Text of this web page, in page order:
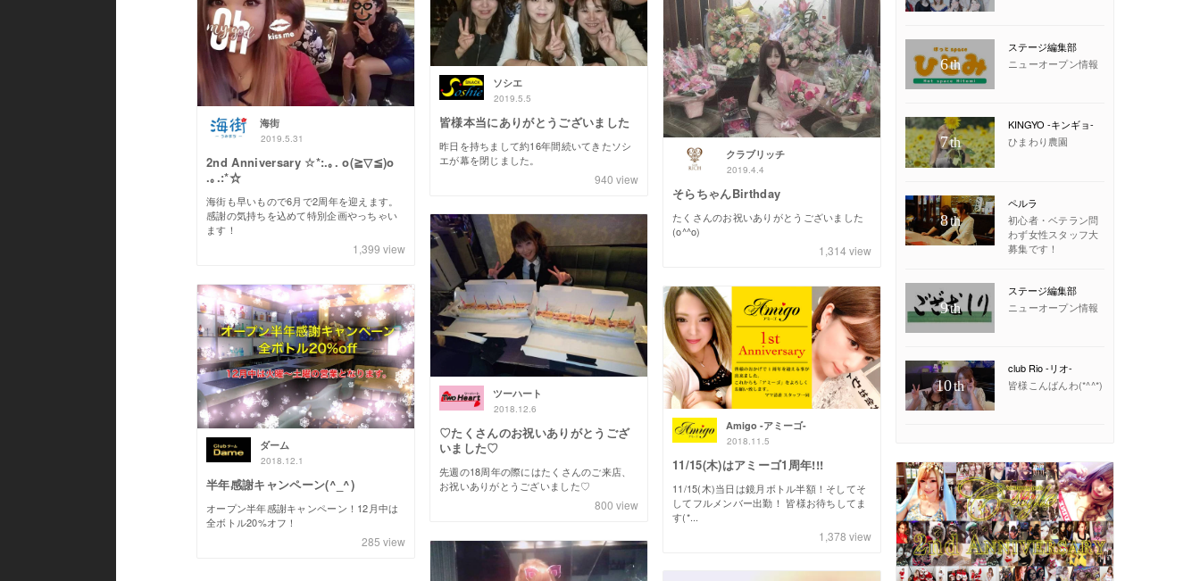
6th
ステージ編集部
ニューオープン情報
7th
KINGYO -キンギョ-
ひまわり農園
8th
ペルラ
初心者・ベテラン問
わず女性スタッフ大
募集です！
9th
ステージ編集部
ニューオープン情報
10th
club Rio -リオ-
皆様こんばんわ(*^^*)
海街
2019.5.31
2nd Anniversary ☆*:.｡. o(≧▽≦)o
.｡.:*☆
海街も早いもので6月で2周年を迎えます。
感謝の気持ちを込めて特別企画やっちゃい
ます！
1,399 view
ソシエ
2019.5.5
皆様本当にありがとうございました
昨日を持ちまして約16年間続いてきたソシ
エが幕を閉じました。
940 view
クラブリッチ
2019.4.4
そらちゃんBirthday
たくさんのお祝いありがとうございました
(o^^o)
1,314 view
ツーハート
2018.12.6
♡たくさんのお祝いありがとうござ
いました♡
先週の18周年の際にはたくさんのご来店、
お祝いありがとうございました♡
800 view
ダーム
2018.12.1
半年感謝キャンペーン(^_^)
オープン半年感謝キャンペーン！12月中は
全ボトル20%オフ！
285 view
Amigo -アミーゴ-
2018.11.5
11/15(木)はアミーゴ1周年!!!
11/15(木)当日は鏡月ボトル半額！そしてそ
してフルメンバー出勤！ 皆様お待ちしてま
す(*...
1,378 view